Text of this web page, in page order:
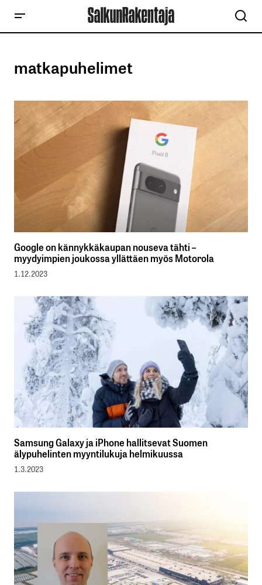
matkapuhelimet
Google on kännykkäkaupan nouseva tähti –
myydyimpien joukossa yllättäen myös Motorola
1.12.2023
Samsung Galaxy ja iPhone hallitsevat Suomen
älypuhelinten myyntilukuja helmikuussa
1.3.2023